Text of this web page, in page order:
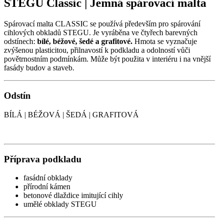
STEGU Classic | Jemná spárovací malta
Spárovací malta CLASSIC se používá především pro spárování
cihlových obkladů STEGU. Je vyráběna ve čtyřech barevných
odstínech: bílé, béžové, šedé a grafitové. Hmota se vyznačuje
zvýšenou plasticitou, přilnavostí k podkladu a odolností vůči
povětrnostním podmínkám. Může být použita v interiéru i na vnější
fasády budov a staveb.
Odstín
BÍLÁ | BÉŽOVÁ | ŠEDÁ | GRAFITOVÁ
Příprava podkladu
fasádní obklady
přírodní kámen
betonové dlaždice imitující cihly
umělé obklady STEGU